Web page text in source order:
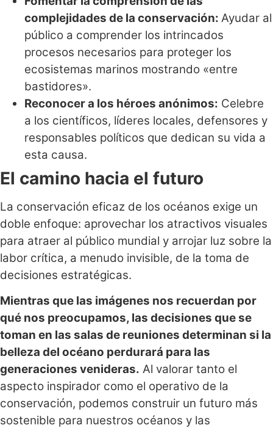
complejidades de la conservación: Ayudar al
público a comprender los intrincados
procesos necesarios para proteger los
ecosistemas marinos mostrando «entre
bastidores».
Reconocer a los héroes anónimos: Celebre
a los científicos, líderes locales, defensores y
responsables políticos que dedican su vida a
esta causa.
El camino hacia el futuro
La conservación eficaz de los océanos exige un
doble enfoque: aprovechar los atractivos visuales
para atraer al público mundial y arrojar luz sobre la
labor crítica, a menudo invisible, de la toma de
decisiones estratégicas.
Mientras que las imágenes nos recuerdan por
qué nos preocupamos, las decisiones que se
toman en las salas de reuniones determinan si la
belleza del océano perdurará para las
generaciones venideras. Al valorar tanto el
aspecto inspirador como el operativo de la
conservación, podemos construir un futuro más
sostenible para nuestros océanos y las